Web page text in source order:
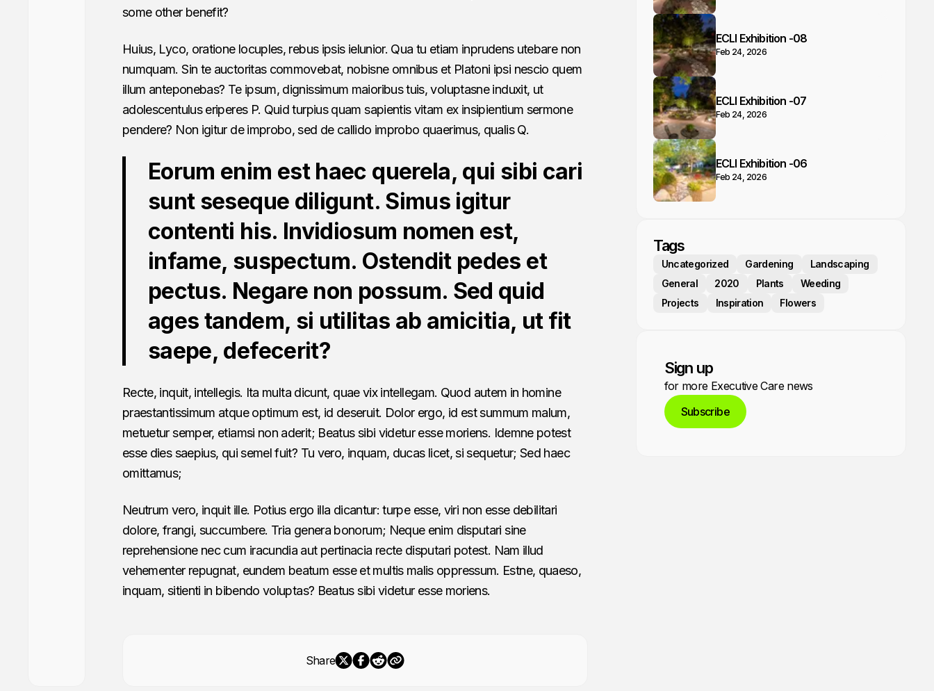
some other benefit?
Huius, Lyco, oratione locuples, rebus ipsis ielunior. Qua tu etiam inprudens utebare non
numquam. Sin te auctoritas commovebat, nobisne omnibus et Platoni ipsi nescio quem
illum anteponebas? Te ipsum, dignissimum maioribus tuis, voluptasne induxit, ut
adolescentulus eriperes P. Quid turpius quam sapientis vitam ex insipientium sermone
pendere? Non igitur de improbo, sed de callido improbo quaerimus, qualis Q.
Eorum enim est haec querela, qui sibi cari
sunt seseque diligunt. Simus igitur
contenti his. Invidiosum nomen est,
infame, suspectum. Ostendit pedes et
pectus. Negare non possum. Sed quid
ages tandem, si utilitas ab amicitia, ut fit
saepe, defecerit?
Recte, inquit, intellegis. Ita multa dicunt, quae vix intellegam. Quod autem in homine
praestantissimum atque optimum est, id deseruit. Dolor ergo, id est summum malum,
metuetur semper, etiamsi non aderit; Beatus sibi videtur esse moriens. Idemne potest
esse dies saepius, qui semel fuit? Tu vero, inquam, ducas licet, si sequetur; Sed haec
omittamus;
Neutrum vero, inquit ille. Potius ergo illa dicantur: turpe esse, viri non esse debilitari
dolore, frangi, succumbere. Tria genera bonorum; Neque enim disputari sine
reprehensione nec cum iracundia aut pertinacia recte disputari potest. Nam illud
vehementer repugnat, eundem beatum esse et multis malis oppressum. Estne, quaeso,
inquam, sitienti in bibendo voluptas? Beatus sibi videtur esse moriens.
Share
ECLI Exhibition -08
Feb 24, 2026
ECLI Exhibition -07
Feb 24, 2026
ECLI Exhibition -06
Feb 24, 2026
Tags
Uncategorized Gardening
Landscaping
General
2020 Plants
Weeding
Projects
Inspiration Flowers
Sign up
for more Executive Care news
Subscribe